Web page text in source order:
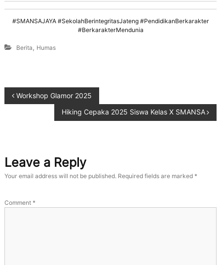
#SMANSAJAYA #SekolahBerintegritasJateng #PendidikanBerkarakter
#BerkarakterMendunia
Berita, Humas
Workshop Glamor 2025
Hiking Cepaka 2025 Siswa Kelas X SMANSA
Leave a Reply
Your email address will not be published. Required fields are marked *
Comment *